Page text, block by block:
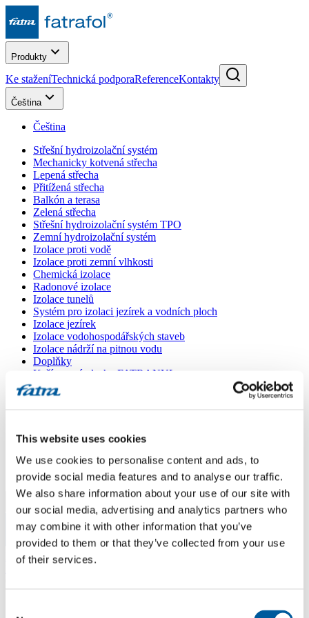
This website uses cookies
We use cookies to personalise content and ads, to
provide social media features and to analyse our traffic.
We also share information about your use of our site with
our social media, advertising and analytics partners who
may combine it with other information that you’ve
provided to them or that they’ve collected from your use
of their services.
Produkty
Ke staženíTechnická podporaReferenceKontakty
Čeština
Čeština
Střešní hydroizolační systém
Mechanicky kotvená střecha
Lepená střecha
Přitížená střecha
Balkón a terasa
Zelená střecha
Střešní hydroizolační systém TPO
Zemní hydroizolační systém
Izolace proti vodě
Izolace proti zemní vlhkosti
Chemická izolace
Radonové izolace
Izolace tunelů
Systém pro izolaci jezírek a vodních ploch
Izolace jezírek
Izolace vodohospodářských staveb
Izolace nádrží na pitnou vodu
Doplňky
Kašírované plechy FATRANYL
Profil FATRAFAST s výztuží
Profil FATRAFLEX
Ochranná geotextilie
Ostatní doplňky
VŠECHNY PRODUKTY
Menu
Menu
Domů/